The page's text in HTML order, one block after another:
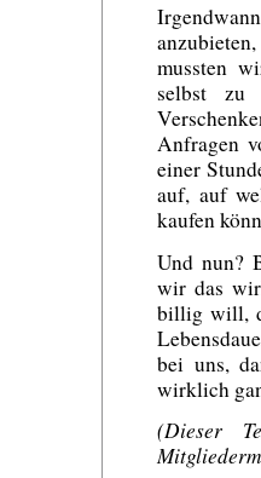
mussten
selbst zu
Anfragen
einer
auf, auf
kaufen
Und nun?
wir das
billig will,
bei uns,
wirklich
(Dieser